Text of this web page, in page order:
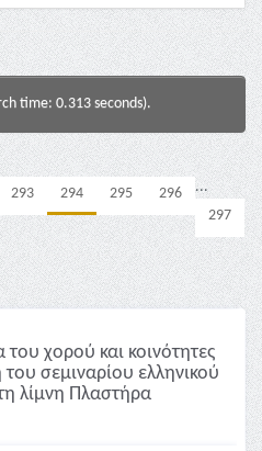
time: 0.313 seconds).
...
293 294 295
296
297
του χορού και κοινότητες
σεμιναρίου ελληνικού
λίμνη Πλαστήρα